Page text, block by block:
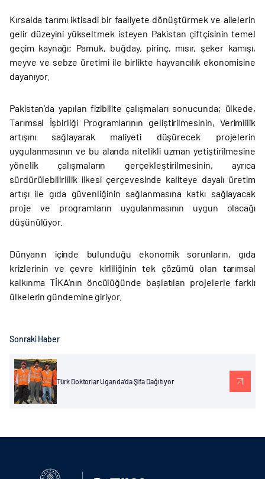
Kırsalda tarımı iktisadi bir faaliyete dönüştürmek ve ailelerin
gelir düzeyini yükseltmek isteyen Pakistan çiftçisinin temel
geçim kaynağı; Pamuk, buğday, pirinç, mısır, şeker kamışı,
meyve ve sebze üretimi ile birlikte hayvancılık ekonomisine
dayanıyor.
Pakistan’da yapılan fizibilite çalışmaları sonucunda; ülkede,
Tarımsal İşbirliği Programlarının geliştirilmesinin, Verimlilik
artışını sağlayarak maliyeti düşürecek projelerin
uygulanmasının ve bu alanda nitelikli uzman yetiştirilmesine
yönelik çalışmaların gerçekleştirilmesinin, ayrıca
sürdürülebilirlilik ilkesi çerçevesinde kaliteye dayalı üretim
artışı ile gıda güvenliğinin sağlanmasına katkı sağlayacak
proje ve programların uygulanmasının uygun olacağı
düşünülüyor.
Dünyanın içinde bulunduğu ekonomik sorunların, gıda
krizlerinin ve çevre kirliliğinin tek çözümü olan tarımsal
kalkınma TİKA’nın öncülüğünde başlatılan projelerle farklı
ülkelerin gündemine giriyor.
Sonraki Haber
Türk Doktorlar Uganda'da Şifa Dağıtıyor